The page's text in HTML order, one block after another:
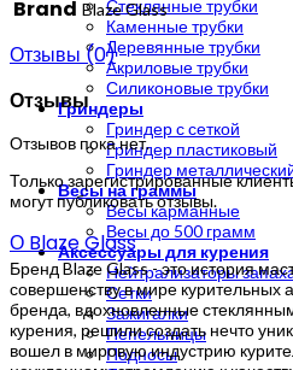
Стеклянные трубки
Каменные трубки
Деревянные трубки
Акриловые трубки
Силиконовые трубки
Гриндеры
Гриндер с сеткой
Гриндер пластиковый
Гриндер
Весы на граммы
Весы карманные
Весы до 500 грамм
Аксессуары для курения
Нейтрализаторы
Сетки
Зажигалки
Пепельницы
Подносы
Brand Blaze Glass
Отзывы (0)
Отзывы
Отзывов пока нет.
Только зарегистрированные
могут публиковать отзывы.
О Blaze Glass
Бренд Blaze Glass - это история
совершенству в мире курительных
бренда, вдохновленные
курения, решили создать нечто
вошел в мировую индустрию